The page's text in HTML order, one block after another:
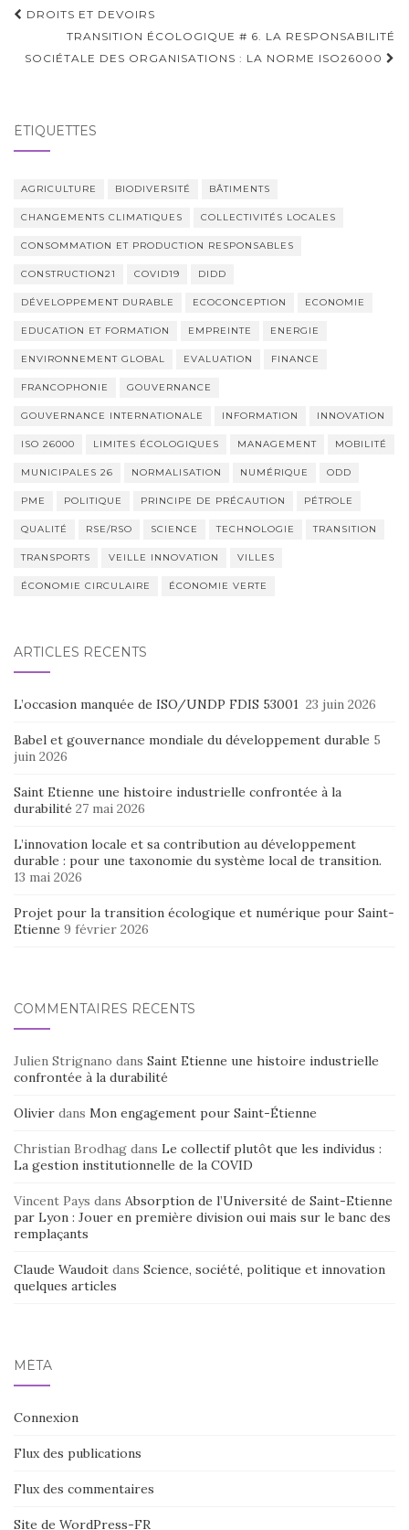
Navigation
d'article
DROITS ET DEVOIRS
TRANSITION ÉCOLOGIQUE # 6. LA RESPONSABILITÉ
SOCIÉTALE DES ORGANISATIONS : LA NORME ISO26000
ÉTIQUETTES
AGRICULTURE BIODIVERSITÉ BÂTIMENTS
CHANGEMENTS CLIMATIQUES COLLECTIVITÉS LOCALES
CONSOMMATION ET PRODUCTION RESPONSABLES
CONSTRUCTION21 COVID19 DIDD
DÉVELOPPEMENT DURABLE ECOCONCEPTION ECONOMIE
EDUCATION ET FORMATION EMPREINTE ENERGIE
ENVIRONNEMENT GLOBAL EVALUATION FINANCE
FRANCOPHONIE GOUVERNANCE
GOUVERNANCE INTERNATIONALE INFORMATION INNOVATION
ISO 26000 LIMITES ÉCOLOGIQUES MANAGEMENT MOBILITÉ
MUNICIPALES 26 NORMALISATION NUMÉRIQUE ODD
PME POLITIQUE PRINCIPE DE PRÉCAUTION PÉTROLE
QUALITÉ RSE/RSO SCIENCE TECHNOLOGIE TRANSITION
TRANSPORTS VEILLE INNOVATION VILLES
ÉCONOMIE CIRCULAIRE ÉCONOMIE VERTE
ARTICLES RÉCENTS
L’occasion manquée de ISO/UNDP FDIS 53001 23 juin 2026
Babel et gouvernance mondiale du développement durable 5
juin 2026
Saint Etienne une histoire industrielle confrontée à la
durabilité 27 mai 2026
L’innovation locale et sa contribution au développement
durable : pour une taxonomie du système local de transition.
13 mai 2026
Projet pour la transition écologique et numérique pour Saint-
Etienne 9 février 2026
COMMENTAIRES RÉCENTS
Julien Strignano dans Saint Etienne une histoire industrielle
confrontée à la durabilité
Olivier dans Mon engagement pour Saint-Étienne
Christian Brodhag dans Le collectif plutôt que les individus :
La gestion institutionnelle de la COVID
Vincent Pays dans Absorption de l’Université de Saint-Etienne
par Lyon : Jouer en première division oui mais sur le banc des
remplaçants
Claude Waudoit dans Science, société, politique et innovation
quelques articles
MÉTA
Connexion
Flux des publications
Flux des commentaires
Site de WordPress-FR